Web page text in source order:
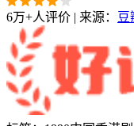
6万+人评价 | 来源： 豆